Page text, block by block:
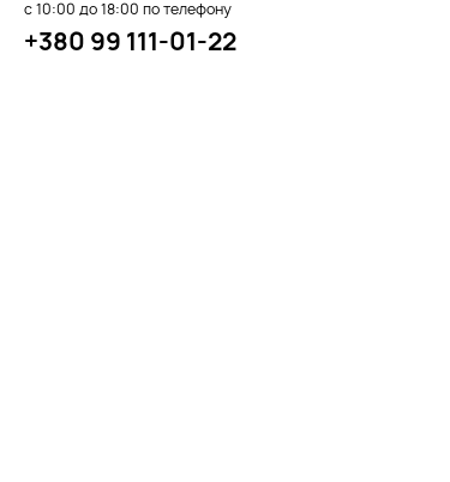
с 10:00 до 18:00 по телефону
+380 99 111-01-22